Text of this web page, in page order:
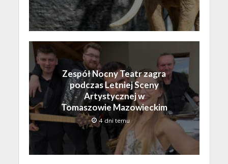
Zespół Nocny Teatr zagra
podczas Letniej Sceny
Artystycznej w
Tomaszowie Mazowieckim
4 dni temu